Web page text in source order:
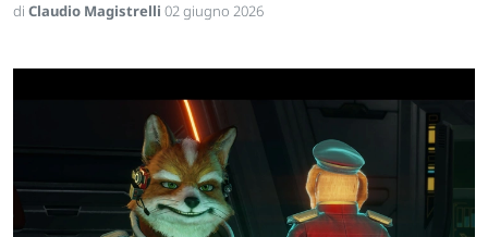
di Claudio Magistrelli 02 giugno 2026